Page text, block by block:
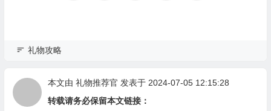
礼物攻略
本文由 礼物推荐官 发表于 2024-07-05 12:15:28
转载请务必保留本文链接：